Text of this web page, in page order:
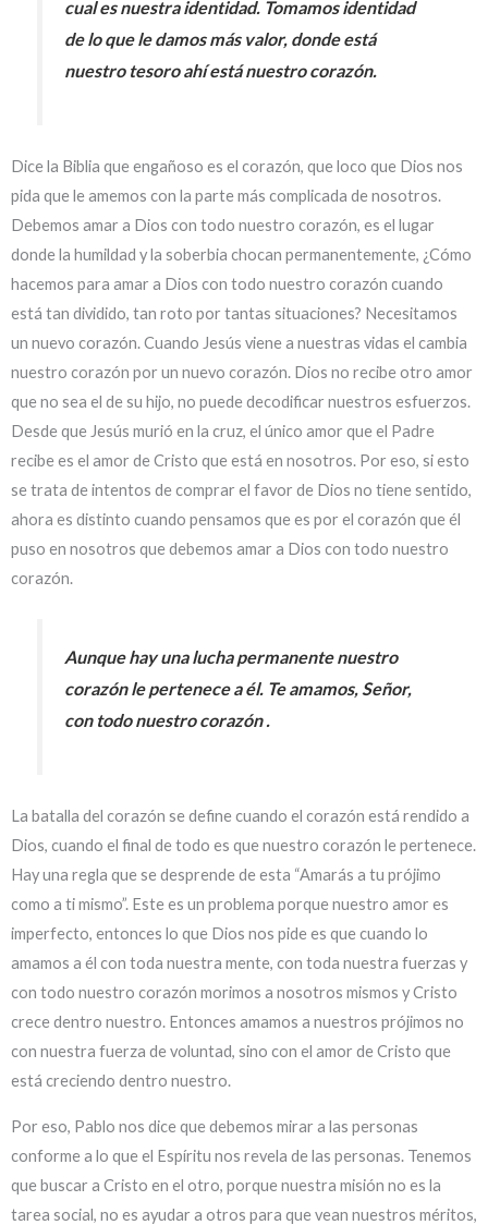
cual es nuestra identidad. Tomamos identidad
de lo que le damos más valor, donde está
nuestro tesoro ahí está nuestro corazón.
Dice la Biblia que engañoso es el corazón, que loco que Dios nos
pida que le amemos con la parte más complicada de nosotros.
Debemos amar a Dios con todo nuestro corazón, es el lugar
donde la humildad y la soberbia chocan permanentemente, ¿Cómo
hacemos para amar a Dios con todo nuestro corazón cuando
está tan dividido, tan roto por tantas situaciones? Necesitamos
un nuevo corazón. Cuando Jesús viene a nuestras vidas el cambia
nuestro corazón por un nuevo corazón. Dios no recibe otro amor
que no sea el de su hijo, no puede decodificar nuestros esfuerzos.
Desde que Jesús murió en la cruz, el único amor que el Padre
recibe es el amor de Cristo que está en nosotros. Por eso, si esto
se trata de intentos de comprar el favor de Dios no tiene sentido,
ahora es distinto cuando pensamos que es por el corazón que él
puso en nosotros que debemos amar a Dios con todo nuestro
corazón.
Aunque hay una lucha permanente nuestro
corazón le pertenece a él. Te amamos, Señor,
con todo nuestro corazón .
La batalla del corazón se define cuando el corazón está rendido a
Dios, cuando el final de todo es que nuestro corazón le pertenece.
Hay una regla que se desprende de esta “Amarás a tu prójimo
como a ti mismo”. Este es un problema porque nuestro amor es
imperfecto, entonces lo que Dios nos pide es que cuando lo
amamos a él con toda nuestra mente, con toda nuestra fuerzas y
con todo nuestro corazón morimos a nosotros mismos y Cristo
crece dentro nuestro. Entonces amamos a nuestros prójimos no
con nuestra fuerza de voluntad, sino con el amor de Cristo que
está creciendo dentro nuestro.
Por eso, Pablo nos dice que debemos mirar a las personas
conforme a lo que el Espíritu nos revela de las personas. Tenemos
que buscar a Cristo en el otro, porque nuestra misión no es la
tarea social, no es ayudar a otros para que vean nuestros méritos,